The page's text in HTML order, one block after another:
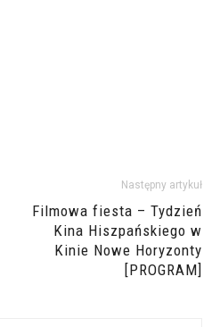
Następny artykuł
Filmowa fiesta – Tydzień
Kina Hiszpańskiego w
Kinie Nowe Horyzonty
[PROGRAM]